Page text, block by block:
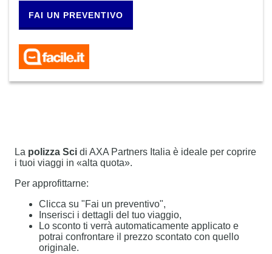
FAI UN PREVENTIVO
La polizza Sci di AXA Partners Italia è ideale per coprire
i tuoi viaggi in «alta quota».
Per approfittarne:
Clicca su "Fai un preventivo",
Inserisci i dettagli del tuo viaggio,
Lo sconto ti verrà automaticamente applicato e
potrai confrontare il prezzo scontato con quello
originale.